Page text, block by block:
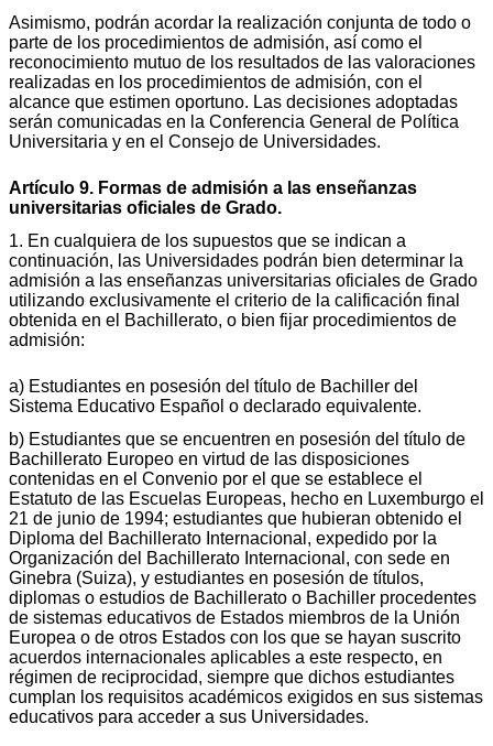
Asimismo, podrán acordar la realización conjunta de todo o
parte de los procedimientos de admisión, así como el
reconocimiento mutuo de los resultados de las valoraciones
realizadas en los procedimientos de admisión, con el
alcance que estimen oportuno. Las decisiones adoptadas
serán comunicadas en la Conferencia General de Política
Universitaria y en el Consejo de Universidades.
Artículo 9. Formas de admisión a las enseñanzas
universitarias oficiales de Grado.
1. En cualquiera de los supuestos que se indican a
continuación, las Universidades podrán bien determinar la
admisión a las enseñanzas universitarias oficiales de Grado
utilizando exclusivamente el criterio de la calificación final
obtenida en el Bachillerato, o bien fijar procedimientos de
admisión:
a) Estudiantes en posesión del título de Bachiller del
Sistema Educativo Español o declarado equivalente.
b) Estudiantes que se encuentren en posesión del título de
Bachillerato Europeo en virtud de las disposiciones
contenidas en el Convenio por el que se establece el
Estatuto de las Escuelas Europeas, hecho en Luxemburgo el
21 de junio de 1994; estudiantes que hubieran obtenido el
Diploma del Bachillerato Internacional, expedido por la
Organización del Bachillerato Internacional, con sede en
Ginebra (Suiza), y estudiantes en posesión de títulos,
diplomas o estudios de Bachillerato o Bachiller procedentes
de sistemas educativos de Estados miembros de la Unión
Europea o de otros Estados con los que se hayan suscrito
acuerdos internacionales aplicables a este respecto, en
régimen de reciprocidad, siempre que dichos estudiantes
cumplan los requisitos académicos exigidos en sus sistemas
educativos para acceder a sus Universidades.